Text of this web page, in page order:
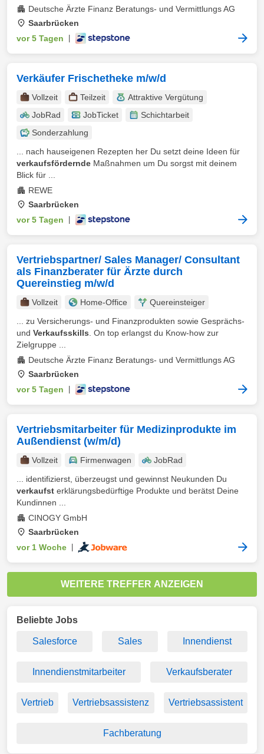
Deutsche Ärzte Finanz Beratungs- und Vermittlungs AG
Saarbrücken
vor 5 Tagen
Verkäufer Frischetheke m/w/d
Vollzeit Teilzeit
Attraktive Vergütung
JobRad
JobTicket
Schichtarbeit
Sonderzahlung
... nach hauseigenen Rezepten her Du setzt deine Ideen für
verkaufsfördernde Maßnahmen um Du sorgst mit deinem
Blick für ...
REWE
Saarbrücken
vor 5 Tagen
Vertriebspartner/ Sales Manager/ Consultant
als Finanzberater für Ärzte durch
Quereinstieg m/w/d
Vollzeit Home-Office
Quereinsteiger
... zu Versicherungs- und Finanzprodukten sowie Gesprächs-
und Verkaufsskills . On top erlangst du Know-how zur
Zielgruppe ...
Deutsche Ärzte Finanz Beratungs- und Vermittlungs AG
Saarbrücken
vor 5 Tagen
Vertriebsmitarbeiter für Medizinprodukte im
Außendienst (w/m/d)
Vollzeit Firmenwagen
JobRad
... identifizierst, überzeugst und gewinnst Neukunden Du
verkaufst erklärungsbedürftige Produkte und berätst Deine
Kundinnen ...
CINOGY GmbH
Saarbrücken
vor 1 Woche
WEITERE TREFFER ANZEIGEN
Beliebte Jobs
Salesforce Sales Innendienst
Innendienstmitarbeiter Verkaufsberater
Vertrieb Vertriebsassistenz Vertriebsassistent
Fachberatung